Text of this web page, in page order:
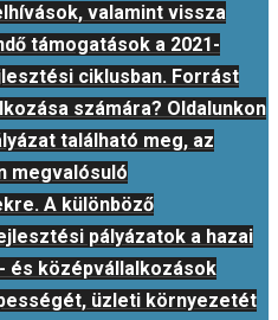
valamint vissza
támogatások a 2021-
ciklusban. Forrást
számára? Oldalunkon
található meg, az
megvalósuló
A különböző
pályázatok a hazai
és középvállalkozások
üzleti környezetét